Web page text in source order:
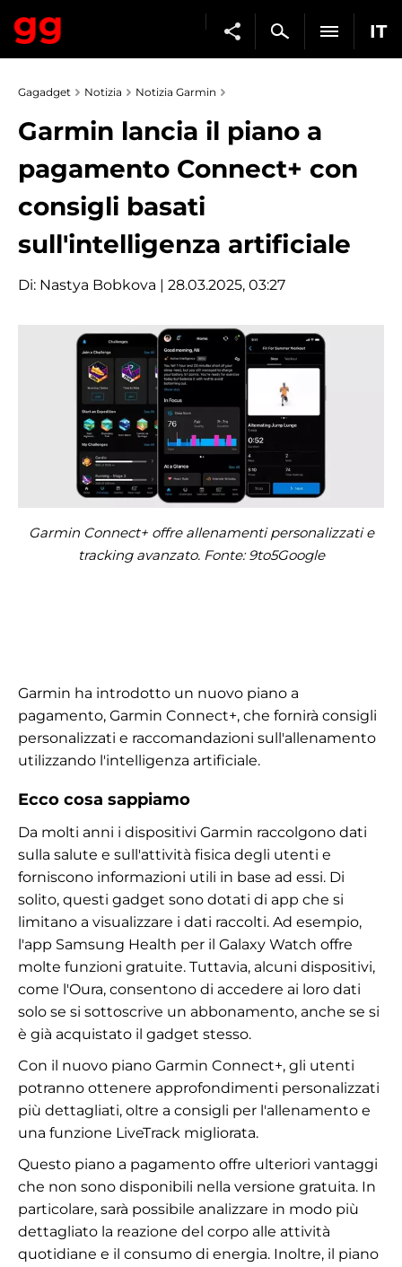
IT
Gagadget Notizia Notizia Garmin
Garmin lancia il piano a
pagamento Connect+ con
consigli basati
sull'intelligenza artificiale
Di: Nastya Bobkova | 28.03.2025, 03:27
Garmin Connect+ offre allenamenti personalizzati e
tracking avanzato. Fonte: 9to5Google
Garmin ha introdotto un nuovo piano a
pagamento, Garmin Connect+, che fornirà consigli
personalizzati e raccomandazioni sull'allenamento
utilizzando l'intelligenza artificiale.
Ecco cosa sappiamo
Da molti anni i dispositivi Garmin raccolgono dati
sulla salute e sull'attività fisica degli utenti e
forniscono informazioni utili in base ad essi. Di
solito, questi gadget sono dotati di app che si
limitano a visualizzare i dati raccolti. Ad esempio,
l'app Samsung Health per il Galaxy Watch offre
molte funzioni gratuite. Tuttavia, alcuni dispositivi,
come l'Oura, consentono di accedere ai loro dati
solo se si sottoscrive un abbonamento, anche se si
è già acquistato il gadget stesso.
Con il nuovo piano Garmin Connect+, gli utenti
potranno ottenere approfondimenti personalizzati
più dettagliati, oltre a consigli per l'allenamento e
una funzione LiveTrack migliorata.
Questo piano a pagamento offre ulteriori vantaggi
che non sono disponibili nella versione gratuita. In
particolare, sarà possibile analizzare in modo più
dettagliato la reazione del corpo alle attività
quotidiane e il consumo di energia. Inoltre, il piano